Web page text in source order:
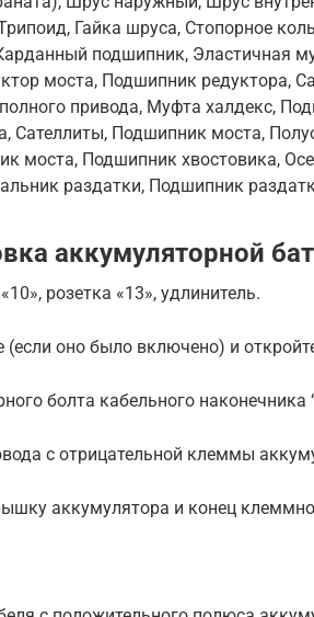
Гайка шруса, Стопорное
подшипник, Эластичная
моста, Подшипник редуктора,
привода, Муфта халдекс,
Сателлиты, Подшипник моста,
моста, Подшипник хвостовика,
раздатки, Подшипник
аккумуляторной
розетка «13», удлинитель.
оно было включено) и
болта кабельного наконечника
с отрицательной клеммы
аккумулятора и конец